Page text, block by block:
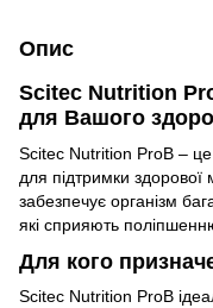
Опис
Scitec Nutrition
для Вашого
Scitec Nutrition ProB – це
для підтримки
забезпечує організм
які сприяють
Для кого
Scitec Nutrition ProB